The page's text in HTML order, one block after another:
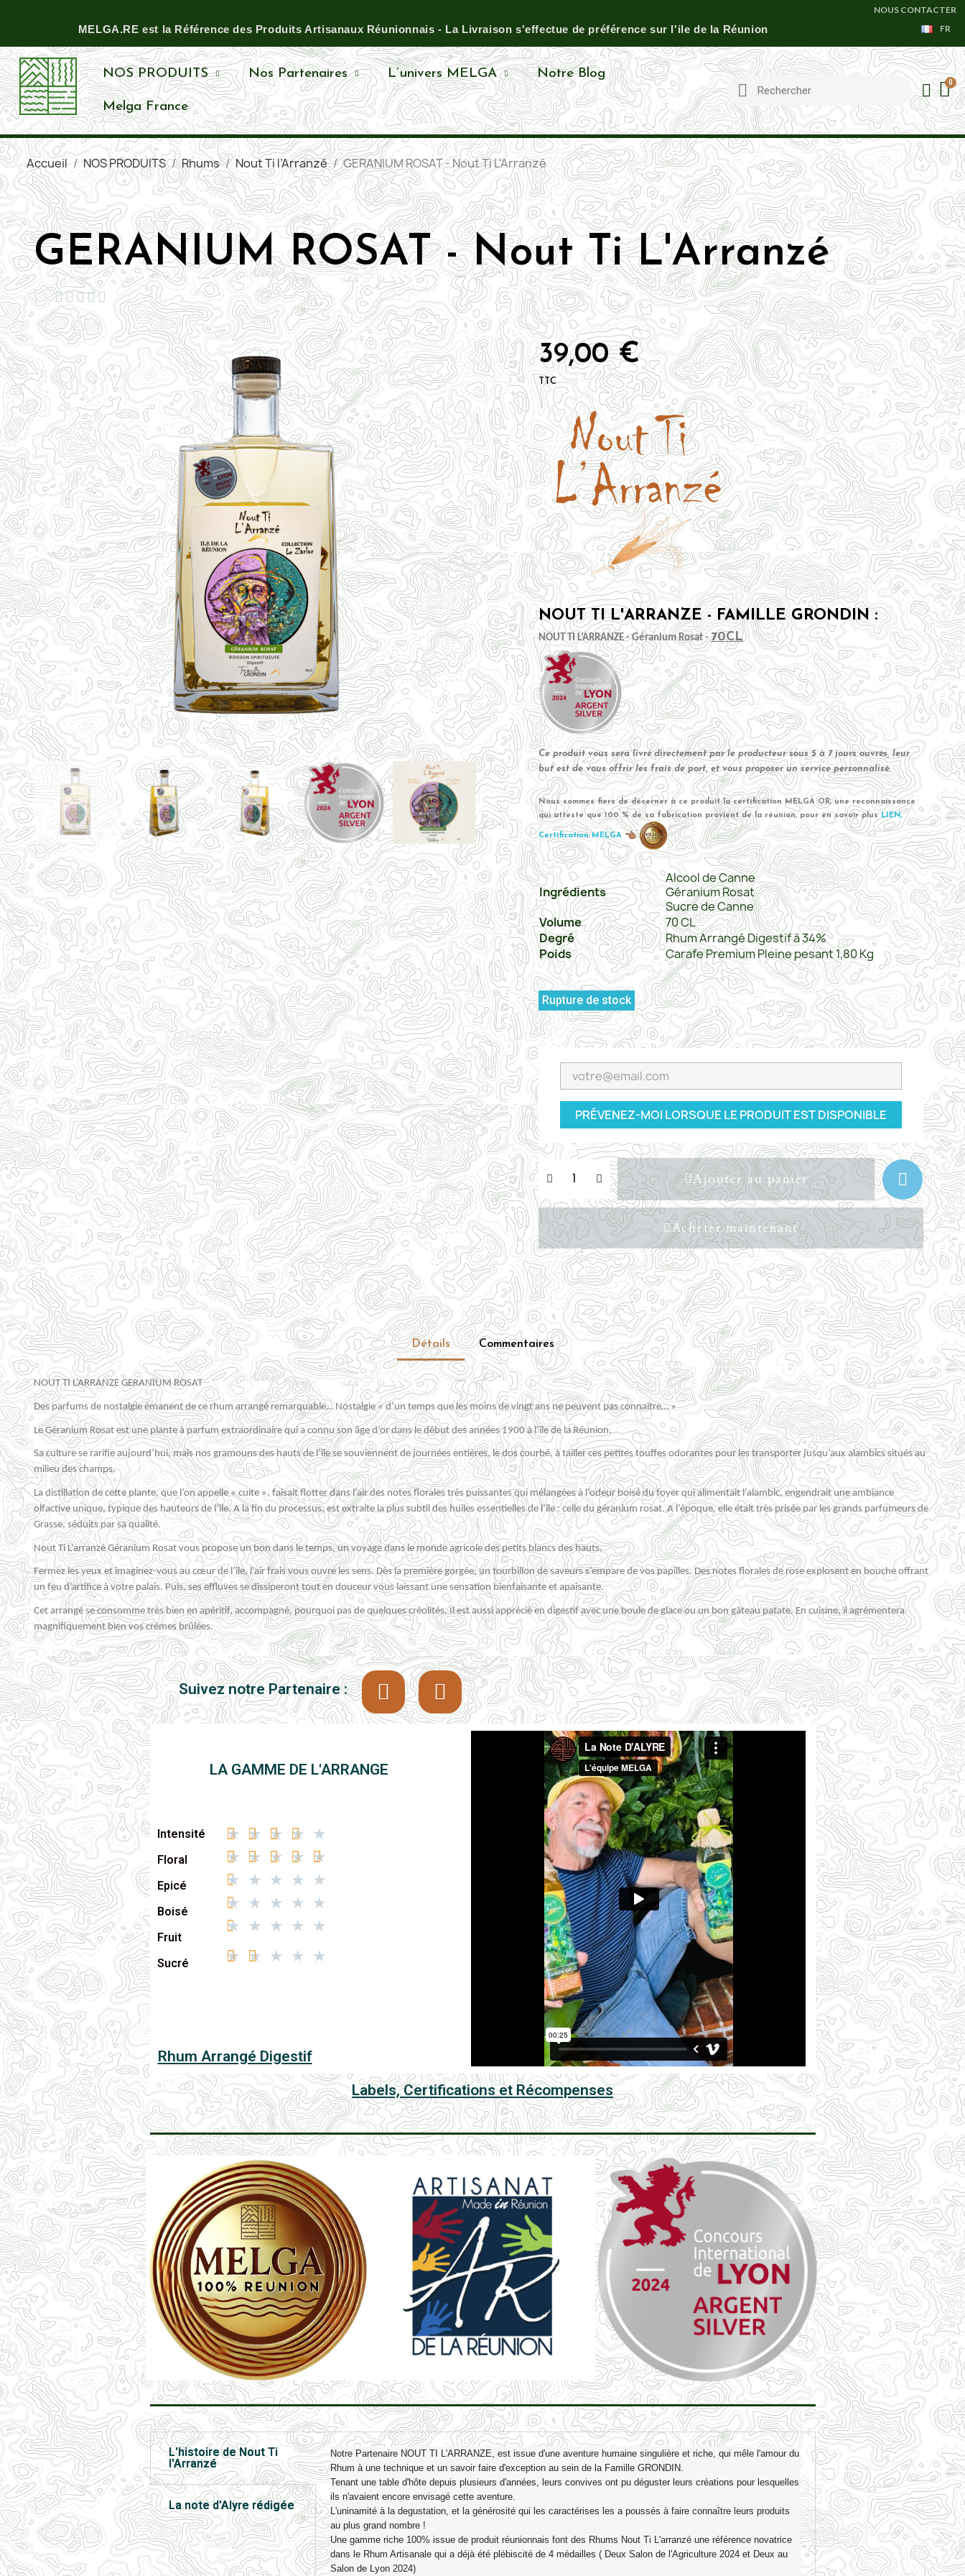
MELGA.RE est la Référence des Produits Artisanaux Réunionnais - La Livraison s'effectue de préférence sur l'ile de la Réunion
NOUS CONTACTER
FR
NOS PRODUITS Nos Partenaires L’univers MELGA Notre Blog
Melga France
Accueil NOS PRODUITS Rhums Nout Ti l’Arranzé GERANIUM ROSAT - Nout Ti L'Arranzé
GERANIUM ROSAT - Nout Ti L'Arranzé
 
39,00 €
TTC
NOUT TI L'ARRANZE - FAMILLE GRONDIN :
NOUT TI L’ARRANZE - Géranium Rosat -70CL
Ce produit vous sera livré directement par le producteur sous 5 à 7 jours ouvrés, leur
but est de vous offrir les frais de port, et vous proposer un service personnalisé.
Nous sommes fiers de décerner à ce produit la certification MELGA OR, une reconnaissance
qui atteste que 100 % de sa fabrication provient de la réunion, pour en savoir plus LIEN,
Certification MELGA
Ingrédients
Alcool de Canne
Géranium Rosat
Sucre de Canne
Volume
70 CL
Degré
Rhum Arrangé Digestif à 34%
Poids
Carafe Premium Pleine pesant 1,80 Kg
Rupture de stock
PRÉVENEZ-MOI LORSQUE LE PRODUIT EST DISPONIBLE
Ajouter au panier
Acheter maintenant
Détails Commentaires
NOUT TI L’ARRANZE GERANIUM ROSAT
Des parfums de nostalgie émanent de ce rhum arrangé remarquable… Nostalgie « d’un temps que les moins de vingt ans ne peuvent pas connaitre… »
Le Géranium Rosat est une plante à parfum extraordinaire qui a connu son âge d’or dans le début des années 1900 à l’île de la Réunion.
Sa culture se rarifie aujourd’hui, mais nos gramouns des hauts de l’île se souviennent de journées entières, le dos courbé, à tailler ces petites touffes odorantes pour les transporter jusqu’aux alambics situés au
milieu des champs.
La distillation de cette plante, que l’on appelle « cuite », faisait flotter dans l’airdes notes florales très puissantes qui mélangées à l’odeur boisé du foyer qui alimentait l’alambic, engendrait une ambiance
olfactive unique, typique des hauteurs de l’île. A la fin du processus, est extraite la plus subtil des huiles essentielles de l’île: celle du géranium rosat. A l’époque, elle était très prisée par les grands parfumeurs de
Grasse, séduits par sa qualité.
Nout Ti L’arranzé Géranium Rosat vous propose un bon dans le temps, un voyage dans le monde agricole des petits blancs des hauts.
Fermez les yeux et imaginez-vous au cœur de l’île, l’air frais vous ouvre les sens. Dès la première gorgée, un tourbillon de saveurs s’empare de vos papilles. Des notes florales de rose explosent en bouche offrant
un feu d’artifice à votre palais. Puis, ses effluves se dissiperont tout en douceur vous laissant une sensation bienfaisante et apaisante.
Cet arrangé se consomme très bien enapéritif, accompagné, pourquoi pas de quelques créolités. Il est aussi apprécié en digestif avec une boule de glace ou un bongâteaupatate. En cuisine,il agrémentera
magnifiquement bien vos crèmes brûlées.
Suivez notre Partenaire :
LA GAMME DE L'ARRANGE
Rhum Arrangé Digestif
Intensité
Floral
Epicé
Boisé
Fruit
Sucré
★ ★ ★ ★ ★
★ ★ ★ ★ ★
★ ★ ★ ★ ★
★ ★ ★ ★ ★
★ ★ ★ ★ ★
★ ★ ★ ★ ★
Labels, Certifications et Récompenses
L'histoire de Nout Ti
l'Arranzé
La note d'Alyre rédigée
Notre Partenaire NOUT TI L'ARRANZE, est issue d'une aventure humaine singulière et riche, qui mêle l'amour du
Rhum à une technique et un savoir faire d'exception au sein de la Famille GRONDIN.
Tenant une table d'hôte depuis plusieurs d'années, leurs convives ont pu déguster leurs créations pour lesquelles
ils n'avaient encore envisagé cette aventure.
L'uninamité à la degustation, et la générosité qui les caractérises les a poussés à faire connaître leurs produits
au plus grand nombre !
Une gamme riche 100% issue de produit réunionnais font des Rhums Nout Ti L'arranzé une référence novatrice
dans le Rhum Artisanale qui a déjà été plébiscité de 4 médailles ( Deux Salon de l'Agriculture 2024 et Deux au
Salon de Lyon 2024)